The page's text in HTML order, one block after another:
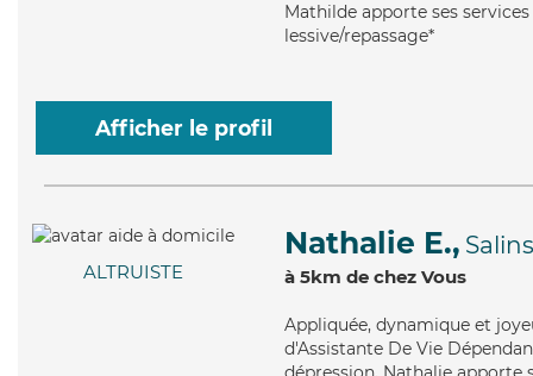
Mathilde apporte ses
lessive/repassage*
Afficher le profil
ALTRUISTE
Nathalie E.,
à 5km de chez Vous
Appliquée, dynamique et
d'Assistante De Vie